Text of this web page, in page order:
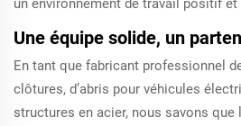
un environnement de travail positif et
Une équipe solide, un
En tant que fabricant professionnel
clôtures, d’abris pour véhicules
structures en acier, nous savons